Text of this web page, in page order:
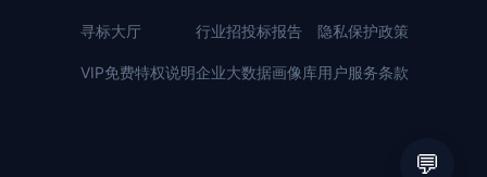
寻标大厅
VIP免费特权说明
行业招投标报告
企业大数据画像库
隐私保护政策
用户服务条款
💬